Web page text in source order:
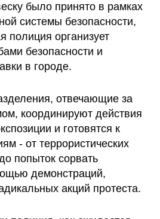
было принято в рамках
системы безопасности,
полиция организует
безопасности и
в городе.
отвечающие за
координируют действия
и готовятся к
- от террористических
попыток сорвать
демонстраций,
акций протеста.